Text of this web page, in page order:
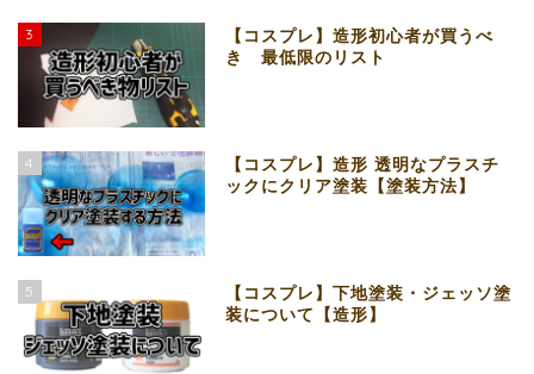
3
【コスプレ】造形初心者が買うべ
き 最低限のリスト
4
【コスプレ】造形 透明なプラスチ
ックにクリア塗装【塗装方法】
5
【コスプレ】下地塗装・ジェッソ塗
装について【造形】